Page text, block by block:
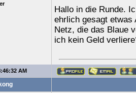
Hallo in die Runde.
ehrlich gesagt etwas
Netz, die das Blaue
ich kein Geld
AM